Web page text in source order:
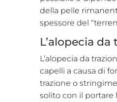
della pelle
spessore del
L’alopecia da
L’alopecia da
capelli a causa di
trazione o
solito con il portare